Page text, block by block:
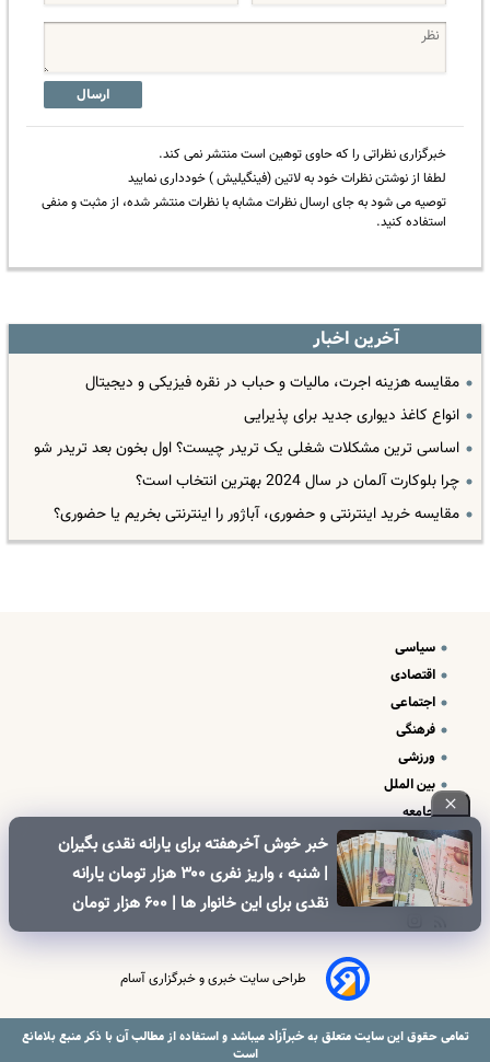
ارسال
خبرگزاری نظراتی را که حاوی توهین است منتشر نمی کند.
لطفا از نوشتن نظرات خود به لاتین (فینگیلیش ) خودداری نمایید
توصیه می شود به جای ارسال نظرات مشابه با نظرات منتشر شده، از مثبت و منفی
استفاده کنید.
آخرین اخبار
مقایسه هزینه اجرت، مالیات و حباب در نقره فیزیکی و دیجیتال
انواع کاغذ دیواری جدید برای پذیرایی
اساسی ترین مشکلات شغلی یک تریدر چیست؟ اول بخون بعد تریدر شو
چرا بلوکارت آلمان در سال 2024 بهترین انتخاب است؟
مقایسه خرید اینترنتی و حضوری، آباژور را اینترنتی بخریم یا حضوری؟
خبر خوش آخرهفته برای یارانه نقدی بگیران
| شنبه ، واریز نفری ۳۰۰ هزار تومان یارانه
نقدی برای این خانوار ها | ۶۰۰ هزار تومان
کالابرگ برای خانوارهای دارای فرزند
سیاسی
اقتصادی
اجتماعی
فرهنگی
ورزشی
بین الملل
جامعه
علم و فناوری
درباره ما
تبلیغات و تماس با ما
طراحی سایت خبری و خبرگزاری آسام
تمامی حقوق این سایت متعلق بهخبرآزادمیباشد و استفاده از مطالب آن با ذکر منبع بلامانع
است